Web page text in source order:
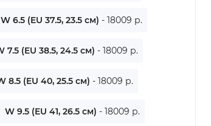
W 6.5 (EU 37.5, 23.5 см) - 18009 р.
7.5 (EU 38.5, 24.5 см) - 18009 р.
8.5 (EU 40, 25.5 см) - 18009 р.
W 9.5 (EU 41, 26.5 см) - 18009 р.